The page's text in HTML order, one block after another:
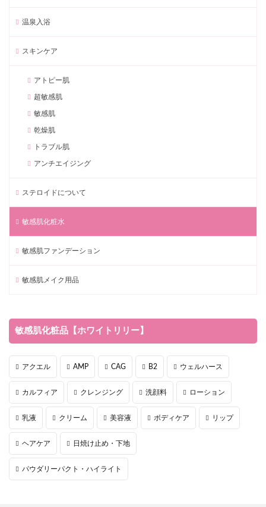
温泉入浴
スキンケア
アトピー肌
超敏感肌
敏感肌
乾燥肌
トラブル肌
アンチエイジング
ステロイドについて
敏感肌化粧水
敏感肌ファンデーション
敏感肌メイク用品
敏感肌化粧品【ホワイトリリー】
アクエル AMP CAG B2 ウェルハース
カルフィア クレンジング 洗顔料 ローション
乳液 クリーム 美容液 ボディケア リップ
ヘアケア 日焼け止め・下地
パウダリーパクト・ハイライト